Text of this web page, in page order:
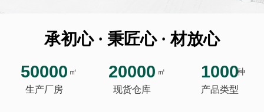
承初心 · 秉匠心 · 材放心
50000 ㎡
生产厂房
20000 ㎡
现货仓库
1000种
产品类型